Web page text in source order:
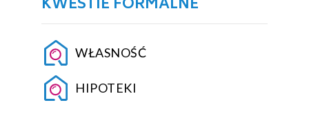
WŁASNOŚĆ
HIPOTEKI